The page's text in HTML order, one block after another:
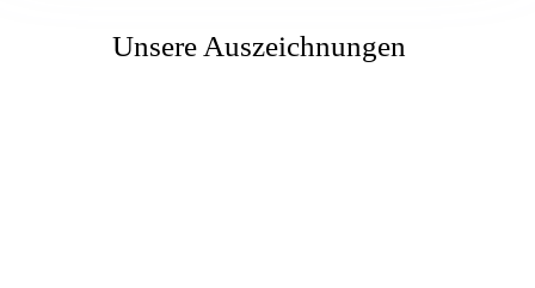
Unsere Auszeichnungen